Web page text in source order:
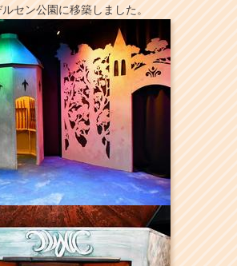
セン公園に移築しました。